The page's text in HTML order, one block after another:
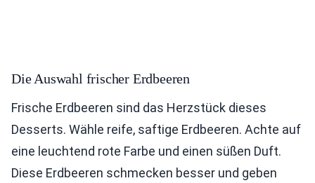
Die Auswahl frischer Erdbeeren
Frische Erdbeeren sind das Herzstück dieses
Desserts. Wähle reife, saftige Erdbeeren. Achte auf
eine leuchtend rote Farbe und einen süßen Duft.
Diese Erdbeeren schmecken besser und geben